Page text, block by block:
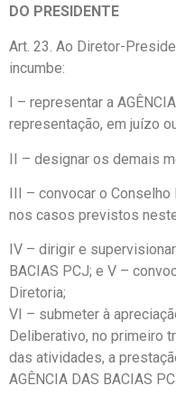
DO PRESIDENTE
Art. 23. Ao Diretor-
incumbe:
I – representar a
representação, em juízo
II – designar os demais
III – convocar o
nos casos previstos
IV – dirigir e
BACIAS PCJ; e V –
Diretoria;
VI – submeter à
Deliberativo, no primeiro
das atividades, a
AGÊNCIA DAS BACIAS